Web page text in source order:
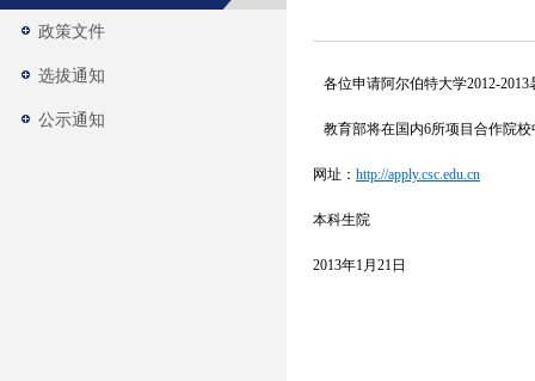
政策文件
选拔通知
公示通知
各位申请阿尔伯特大学2012-
教育部将在国内6所项目合作院
网址： http://apply.csc.edu.cn
本科生院
2013年1月21日